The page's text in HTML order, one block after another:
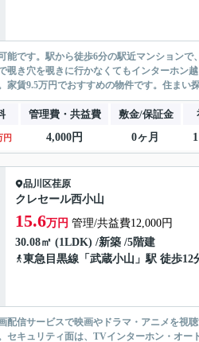
能です。駅から徒歩6分の駅近マンション
覗き穴を覗きに行かなくてもインターホン
家賃9.5万円でおすすめの物件です。住まい
管理費・共益費 敷金/保証金
円 4,000円 0ヶ月
品川区荏原
クレセール西小山
15.6万円 管理/共益費12,000円
30.08㎡ (1LDK) /新築 /5階建
東急目黒線 「 武蔵小山 」駅 徒歩12
配信サービスで映画やドラマ・アニメを視
セキュリティ面は、TVインターホン・オ